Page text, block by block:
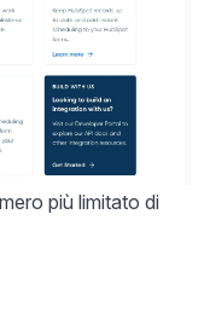
più limitato di